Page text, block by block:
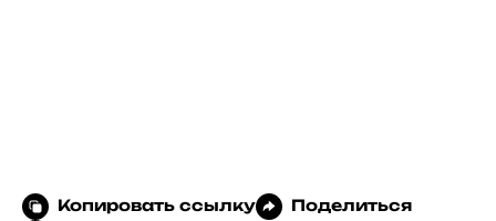
Копировать ссылку
Поделиться